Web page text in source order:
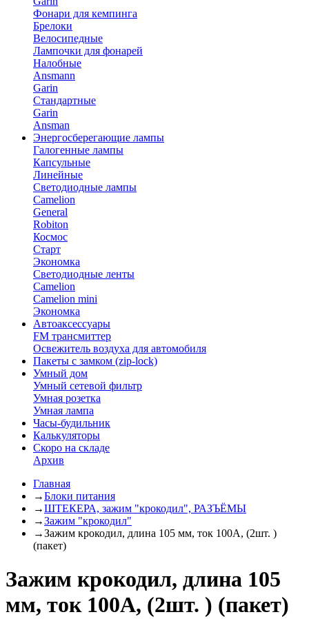
Фонари для кемпинга
Брелоки
Велосипедные
Лампочки для фонарей
Налобные
Ansmann
Garin
Стандартные
Garin
Ansman
Энергосберегающие лампы
Галогенные лампы
Капсульные
Линейные
Светодиодные лампы
Camelion
General
Robiton
Космос
Старт
Экономка
Светодиодные ленты
Camelion
Camelion mini
Экономка
Автоаксессуары
FM трансмиттер
Освежитель воздуха для автомобиля
Пакеты с замком (zip-lock)
Умный дом
Умный сетевой фильтр
Умная розетка
Умная лампа
Часы-будильник
Калькуляторы
Скоро на складе
Архив
Главная
→Блоки питания
→ШТЕКЕРА, зажим "крокодил", РАЗЪЁМЫ
→Зажим "крокодил"
→Зажим крокодил, длина 105 мм, ток 100A, (2шт. )
(пакет)
Зажим крокодил, длина 105
мм, ток 100A, (2шт. ) (пакет)